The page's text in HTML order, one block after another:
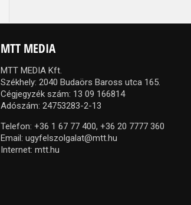
MTT MEDIA
MTT MEDIA Kft.
Székhely: 2040 Budaörs Baross utca 165.
Cégjegyzék szám: 13 09 166814
Adószám: 24753283-2-13
Telefon:+36 1 67 77 400, +36 20 7777 360
Email:ugyfelszolgalat@mtt.hu
Internet:mtt.hu